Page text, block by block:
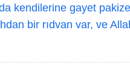
kendilerine gayet
bir rıdvan var, ve